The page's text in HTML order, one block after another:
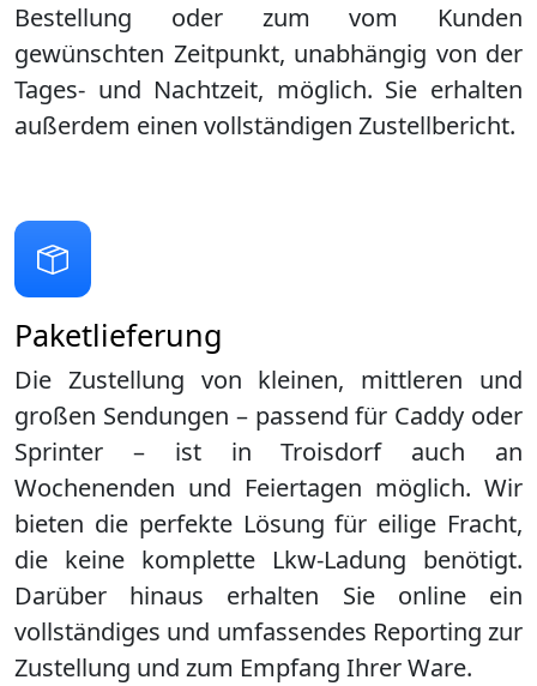
Paketlieferung
Die Zustellung von kleinen, mittleren und
großen Sendungen – passend für Caddy oder
Sprinter – ist inTroisdorfauch an
Wochenenden und Feiertagen möglich. Wir
bieten die perfekte Lösung für eilige Fracht,
die keine komplette Lkw-Ladung benötigt.
Darüber hinaus erhalten Sie online ein
vollständiges und umfassendes Reporting zur
Zustellung und zum Empfang Ihrer Ware.
Bestellung oder zum vom Kunden
gewünschten Zeitpunkt, unabhängig von der
Tages- und Nachtzeit, möglich. Sie erhalten
außerdem einen vollständigen Zustellbericht.